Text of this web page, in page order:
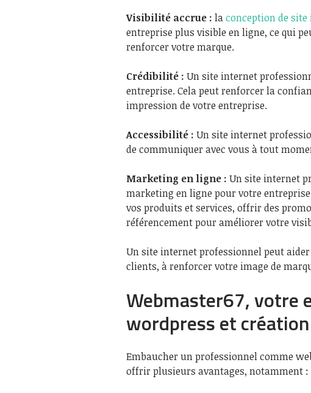
Visibilité accrue : laconception de
entreprise plus visible en ligne, ce qui
renforcer votre marque.
Crédibilité : Un site internet
entreprise. Cela peut renforcer la
impression de votre entreprise.
Accessibilité : Un site internet
de communiquer avec vous à tout
Marketing en ligne : Un site internet
marketing en ligne pour votre
vos produits et services, offrir des
référencement pour améliorer votre
Un site internet professionnel peut
clients, à renforcer votre image de
Webmaster67, votre
wordpress et
Embaucher un professionnel comme
offrir plusieurs avantages, notamment :